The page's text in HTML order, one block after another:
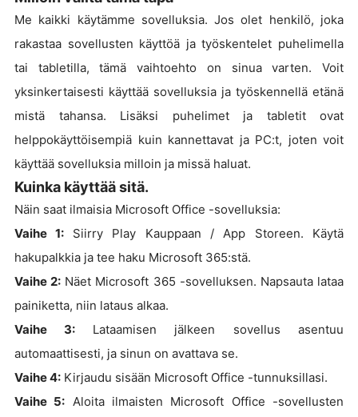
Me kaikki käytämme sovelluksia. Jos olet henkilö, joka
rakastaa sovellusten käyttöä ja työskentelet puhelimella
tai tabletilla, tämä vaihtoehto on sinua varten. Voit
yksinkertaisesti käyttää sovelluksia ja työskennellä etänä
mistä tahansa. Lisäksi puhelimet ja tabletit ovat
helppokäyttöisempiä kuin kannettavat ja PC:t, joten voit
käyttää sovelluksia milloin ja missä haluat.
Kuinka käyttää sitä.
Näin saat ilmaisia Microsoft Office -sovelluksia:
Vaihe 1: Siirry Play Kauppaan / App Storeen. Käytä
hakupalkkia ja tee haku Microsoft 365:stä.
Vaihe 2: Näet Microsoft 365 -sovelluksen. Napsauta lataa
painiketta, niin lataus alkaa.
Vaihe 3: Lataamisen jälkeen sovellus asentuu
automaattisesti, ja sinun on avattava se.
Vaihe 4: Kirjaudu sisään Microsoft Office -tunnuksillasi.
Vaihe 5: Aloita ilmaisten Microsoft Office -sovellusten